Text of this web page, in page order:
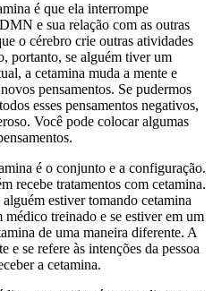
é que ela interrompe
e sua relação com as outras
o cérebro crie outras atividades
portanto, se alguém tiver um
a cetamina muda a mente e
pensamentos. Se pudermos
esses pensamentos negativos,
Você pode colocar algumas
é o conjunto e a configuração.
recebe tratamentos com cetamina.
estiver tomando cetamina
treinado e se estiver em um
de uma maneira diferente. A
e se refere às intenções da pessoa
a cetamina.